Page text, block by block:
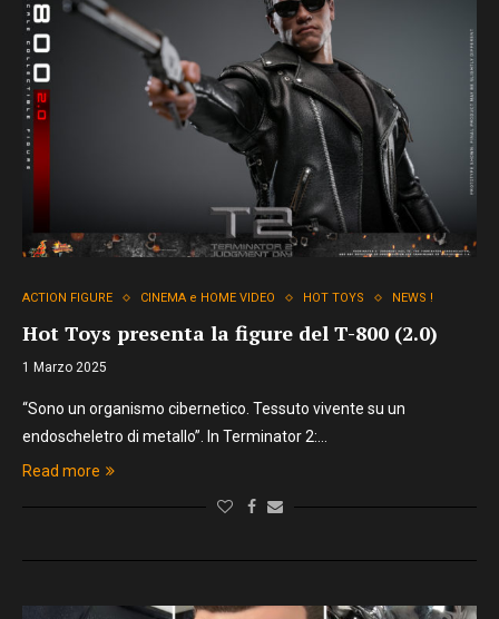
ACTION FIGURE CINEMA e HOME VIDEO HOT TOYS NEWS !
Hot Toys presenta la figure del T-800 (2.0)
1 Marzo 2025
“Sono un organismo cibernetico. Tessuto vivente su un
endoscheletro di metallo”. In Terminator 2:…
Read more